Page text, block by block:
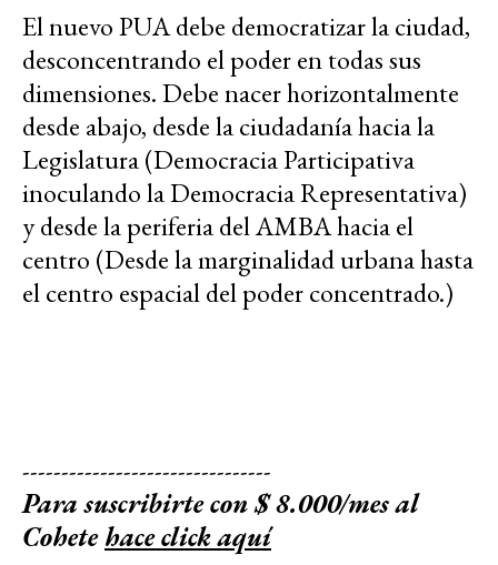
El nuevo PUA debe democratizar la ciudad,
desconcentrando el poder en todas sus
dimensiones. Debe nacer horizontalmente
desde abajo, desde la ciudadanía hacia la
Legislatura (Democracia Participativa
inoculando la Democracia Representativa)
y desde la periferia del AMBA hacia el
centro (Desde la marginalidad urbana hasta
el centro espacial del poder concentrado.)
--------------------------------
Para suscribirte con $ 8.000/mes al
Cohetehace click aquí